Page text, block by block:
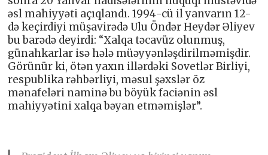
əsl mahiyyəti açıqlandı. 1994-cü il yanvarın 12-
də keçirdiyi müşavirədə Ulu Öndər Heydər Əliyev
bu barədə deyirdi: “Xalqa təcavüz olunmuş,
günahkarlar isə hələ müəyyənləşdirilməmişdir.
Görünür ki, ötən yaxın illərdəki Sovetlər Birliyi,
respublika rəhbərliyi, məsul şəxslər öz
mənafeləri naminə bu böyük faciənin əsl
mahiyyətini xalqa bəyan etməmişlər”.